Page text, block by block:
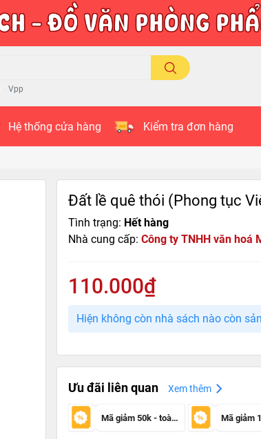
Vpp
Hệ thống cửa hàng Kiểm tra đơn hàng
Đất lề quê thói (Phong tục
Tình trạng: Hết hàng
Nhà cung cấp: Công ty TNHH văn hoá
110.000₫
Hiện không còn nhà sách nào còn
Ưu đãi liên quan Xem thêm
Mã giảm 50k - toàn sàn